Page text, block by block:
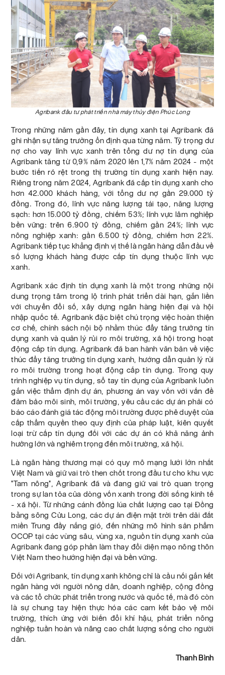
Agribank đầu tư phát triển nhà máy thủy điện Phúc Long
Trong những năm gần đây, tín dụng xanh tại Agribank đã
ghi nhận sự tăng trưởng ổn định qua từng năm. Tỷ trọng dư
nợ cho vay lĩnh vực xanh trên tổng dư nợ tín dụng của
Agribank tăng từ 0,9% năm 2020 lên 1,7% năm 2024 - một
bước tiến rõ rệt trong thị trường tín dụng xanh hiện nay.
Riêng trong năm 2024, Agribank đã cấp tín dụng xanh cho
hơn 42.000 khách hàng, với tổng dư nợ gần 29.000 tỷ
đồng. Trong đó, lĩnh vực năng lượng tái tạo, năng lượng
sạch: hơn 15.000 tỷ đồng, chiếm 53%; lĩnh vực lâm nghiệp
bền vững: trên 6.900 tỷ đồng, chiếm gần 24%; lĩnh vực
nông nghiệp xanh: gần 6.500 tỷ đồng, chiếm hơn 22%.
Agribank tiếp tục khẳng định vị thế là ngân hàng dẫn đầu về
số lượng khách hàng được cấp tín dụng thuộc lĩnh vực
xanh.
Agribank xác định tín dụng xanh là một trong những nội
dung trọng tâm trong lộ trình phát triển dài hạn, gắn liền
với chuyển đổi số, xây dựng ngân hàng hiện đại và hội
nhập quốc tế. Agribank đặc biệt chú trọng việc hoàn thiện
cơ chế, chính sách nội bộ nhằm thúc đẩy tăng trưởng tín
dụng xanh và quản lý rủi ro môi trường, xã hội trong hoạt
động cấp tín dụng. Agribank đã ban hành văn bản về việc
thúc đẩy tăng trưởng tín dụng xanh, hướng dẫn quản lý rủi
ro môi trường trong hoạt động cấp tín dụng. Trong quy
trình nghiệp vụ tín dụng, sổ tay tín dụng của Agribank luôn
gắn việc thẩm định dự án, phương án vay vốn với vấn đề
đảm bảo môi sinh, môi trường, yêu cầu các dự án phải có
báo cáo đánh giá tác động môi trường được phê duyệt của
cấp thẩm quyền theo quy định của pháp luật, kiên quyết
loại trừ cấp tín dụng đối với các dự án có khả năng ảnh
hưởng lớn và nghiêm trọng đến môi trường, xã hội.
Là ngân hàng thương mại có quy mô mạng lưới lớn nhất
Việt Nam và giữ vai trò then chốt trong đầu tư cho khu vực
"Tam nông", Agribank đã và đang giữ vai trò quan trọng
trong sự lan tỏa của dòng vốn xanh trong đời sống kinh tế
- xã hội. Từ những cánh đồng lúa chất lượng cao tại Đồng
bằng sông Cửu Long, các dự án điện mặt trời trên dải đất
miền Trung đầy nắng gió, đến những mô hình sản phẩm
OCOP tại các vùng sâu, vùng xa, nguồn tín dụng xanh của
Agribank đang góp phần làm thay đổi diện mạo nông thôn
Việt Nam theo hướng hiện đại và bền vững.
Đối với Agribank, tín dụng xanh không chỉ là cầu nối gắn kết
ngân hàng với người nông dân, doanh nghiệp, cộng đồng
và các tổ chức phát triển trong nước và quốc tế, mà đó còn
là sự chung tay hiện thực hóa các cam kết bảo vệ môi
trường, thích ứng với biến đổi khí hậu, phát triển nông
nghiệp tuần hoàn và nâng cao chất lượng sống cho người
dân.
Thanh Bình